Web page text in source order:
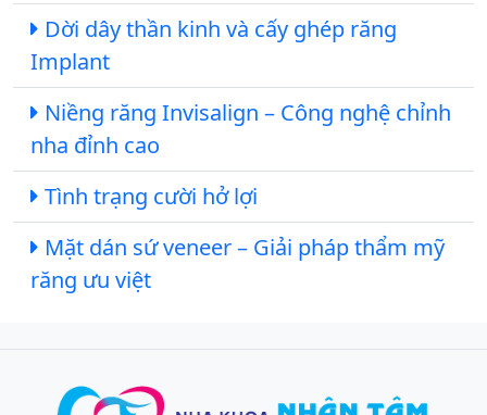
Dời dây thần kinh và cấy ghép răng
Implant
Niềng răng Invisalign – Công nghệ chỉnh
nha đỉnh cao
Tình trạng cười hở lợi
Mặt dán sứ veneer – Giải pháp thẩm mỹ
răng ưu việt